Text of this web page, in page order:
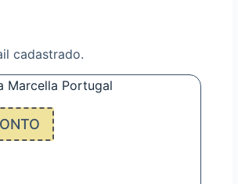
cadastrado.
Marcella Portugal